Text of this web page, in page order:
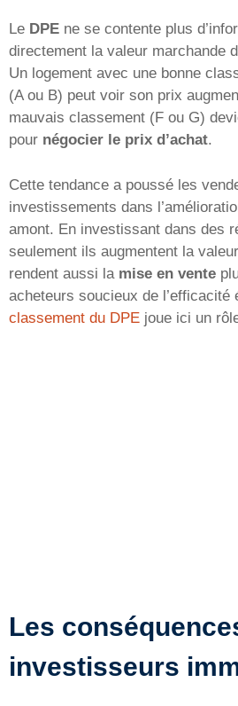
Le DPE ne se contente plus
directement la valeur marchande
Un logement avec une bonne
(A ou B) peut voir son prix
mauvais classement (F ou G)
pour négocier le prix d’achat.
Cette tendance a poussé les
investissements dans
amont. En investissant dans des
seulement ils augmentent la
rendent aussi la mise en vente
acheteurs soucieux de l’efficacité
classement du DPE joue ici un
Les
investisseurs